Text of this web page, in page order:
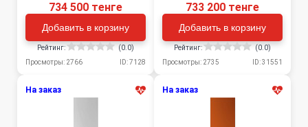
734 500 тенге
Добавить в корзину
Рейтинг:
(0.0)
Просмотры: 2766
ID: 7128
733 200 тенге
Добавить в корзину
Рейтинг:
(0.0)
Просмотры: 2735
ID: 31551
На заказ На заказ